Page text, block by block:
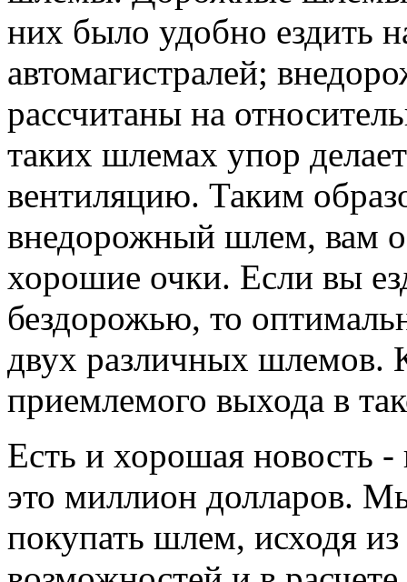
них было удобно ездить
автомагистралей;
рассчитаны на
таких шлемах упор
вентиляцию. Таким
внедорожный шлем, вам
хорошие очки. Если вы
бездорожью, то
двух различных шлемов.
приемлемого выхода в
Есть и хорошая новость -
это миллион долларов.
покупать шлем, исходя